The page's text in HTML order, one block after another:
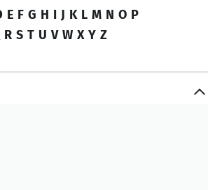
E F G H I J K L M N O P
R S T U V W X Y Z